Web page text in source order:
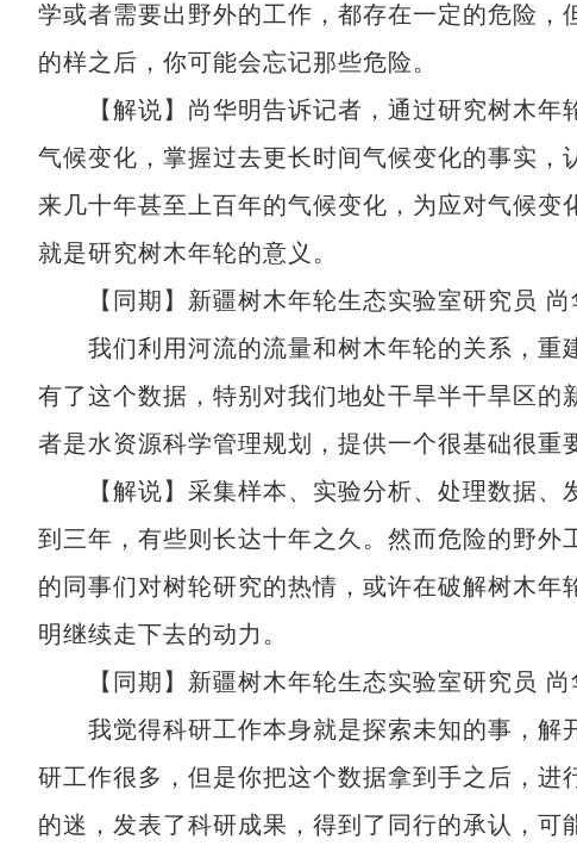
学或者需要出野外的工作，都存在一定的危险
的样之后，你可能会忘记那些危险。
【解说】尚华明告诉记者，通过研究树木年
气候变化，掌握过去更长时间气候变化的事实
来几十年甚至上百年的气候变化，为应对气候
就是研究树木年轮的意义。
【同期】新疆树木年轮生态实验室研究员 尚
我们利用河流的流量和树木年轮的关系，重
有了这个数据，特别对我们地处干旱半干旱区
者是水资源科学管理规划，提供一个很基础很重
【解说】采集样本、实验分析、处理数据、
到三年，有些则长达十年之久。然而危险的野
的同事们对树轮研究的热情，或许在破解树木年
明继续走下去的动力。
【同期】新疆树木年轮生态实验室研究员 尚
我觉得科研工作本身就是探索未知的事，解
研工作很多，但是你把这个数据拿到手之后，
的迷，发表了科研成果，得到了同行的承认，